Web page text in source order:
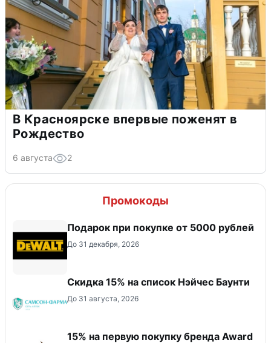
В Красноярске впервые поженят в
Рождество
6 августа 2
Промокоды
Подарок при покупке от 5000 рублей
До 31 декабря, 2026
Скидка 15% на список Нэйчес Баунти
До 31 августа, 2026
15% на первую покупку бренда Award